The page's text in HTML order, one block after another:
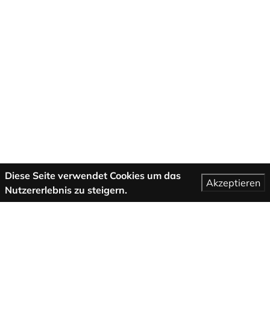
Diese Seite verwendet Cookies um das
Nutzererlebnis zu steigern.
Akzeptieren